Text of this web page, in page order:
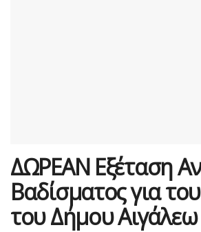
ΔΩΡΕΑΝ Εξέταση
Βαδίσματος για
του Δήμου Αιγάλεω